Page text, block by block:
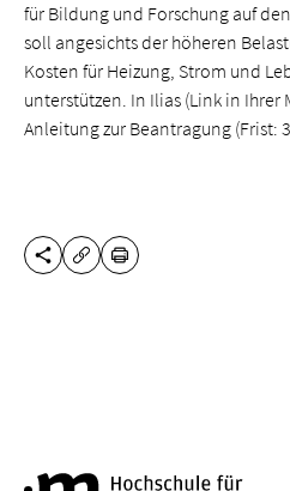
für Bildung und Forschung auf
soll angesichts der höheren
Kosten für Heizung, Strom und
unterstützen. In Ilias (Link in Ihrer
Anleitung zur Beantragung (Frist:
DIESE SEITE TEILEN
URL KOPIEREN
DRUCKEN